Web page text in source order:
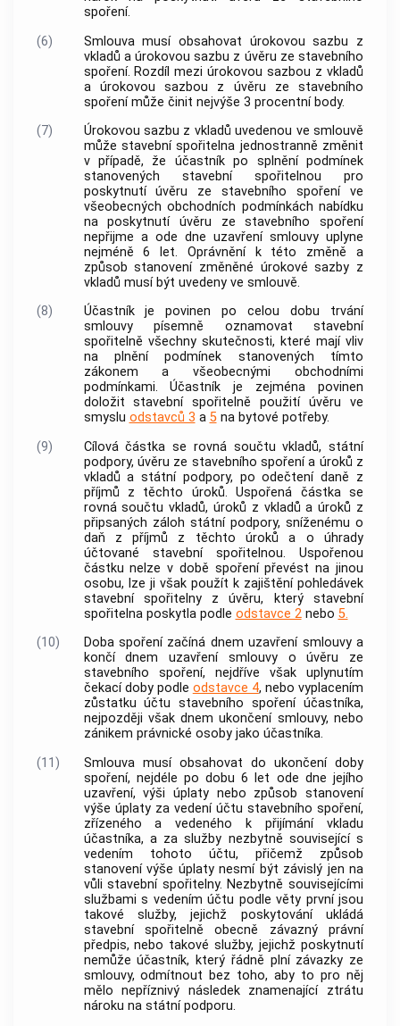
spoření.
(6)
Smlouva musí obsahovat úrokovou sazbu z
vkladů a úrokovou sazbu z úvěru ze stavebního
spoření. Rozdíl mezi úrokovou sazbou z vkladů
a úrokovou sazbou z úvěru ze stavebního
spoření může činit nejvýše 3 procentní body.
(7)
Úrokovou sazbu z vkladů uvedenou ve smlouvě
může stavební spořitelna jednostranně změnit
v případě, že účastník po splnění podmínek
stanovených stavební spořitelnou pro
poskytnutí úvěru ze stavebního spoření ve
všeobecných obchodních podmínkách nabídku
na poskytnutí úvěru ze stavebního spoření
nepřijme a ode dne uzavření smlouvy uplyne
nejméně 6 let. Oprávnění k této změně a
způsob stanovení změněné úrokové sazby z
vkladů musí být uvedeny ve smlouvě.
(8)
Účastník je povinen po celou dobu trvání
smlouvy písemně oznamovat stavební
spořitelně všechny skutečnosti, které mají vliv
na plnění podmínek stanovených tímto
zákonem a všeobecnými obchodními
podmínkami. Účastník je zejména povinen
doložit stavební spořitelně použití úvěru ve
smyslu odstavců 3 a 5na bytové potřeby.
(9)
Cílová částka se rovná součtu vkladů, státní
podpory, úvěru ze stavebního spoření a úroků z
vkladů a státní podpory, po odečtení daně z
příjmů z těchto úroků. Uspořená částka se
rovná součtu vkladů, úroků z vkladů a úroků z
připsaných záloh státní podpory, sníženému o
daň z příjmů z těchto úroků a o úhrady
účtované stavební spořitelnou. Uspořenou
částku nelze v době spoření převést na jinou
osobu, lze ji však použít k zajištění pohledávek
stavební spořitelny z úvěru, který stavební
spořitelna poskytla podle odstavce 2nebo 5.
(10)
Doba spoření začíná dnem uzavření smlouvy a
končí dnem uzavření smlouvy o úvěru ze
stavebního spoření, nejdříve však uplynutím
čekací doby podle odstavce 4, nebo vyplacením
zůstatku účtu stavebního spoření účastníka,
nejpozději však dnem ukončení smlouvy, nebo
zánikem právnické osoby jako účastníka.
(11)
Smlouva musí obsahovat do ukončení doby
spoření, nejdéle po dobu 6 let ode dne jejího
uzavření, výši úplaty nebo způsob stanovení
výše úplaty za vedení účtu stavebního spoření,
zřízeného a vedeného k přijímání vkladu
účastníka, a za služby nezbytně související s
vedením tohoto účtu, přičemž způsob
stanovení výše úplaty nesmí být závislý jen na
vůli stavební spořitelny. Nezbytně souvisejícími
službami s vedením účtu podle věty první jsou
takové služby, jejichž poskytování ukládá
stavební spořitelně obecně závazný právní
předpis, nebo takové služby, jejichž poskytnutí
nemůže účastník, který řádně plní závazky ze
smlouvy, odmítnout bez toho, aby to pro něj
mělo nepříznivý následek znamenající ztrátu
nároku na státní podporu.